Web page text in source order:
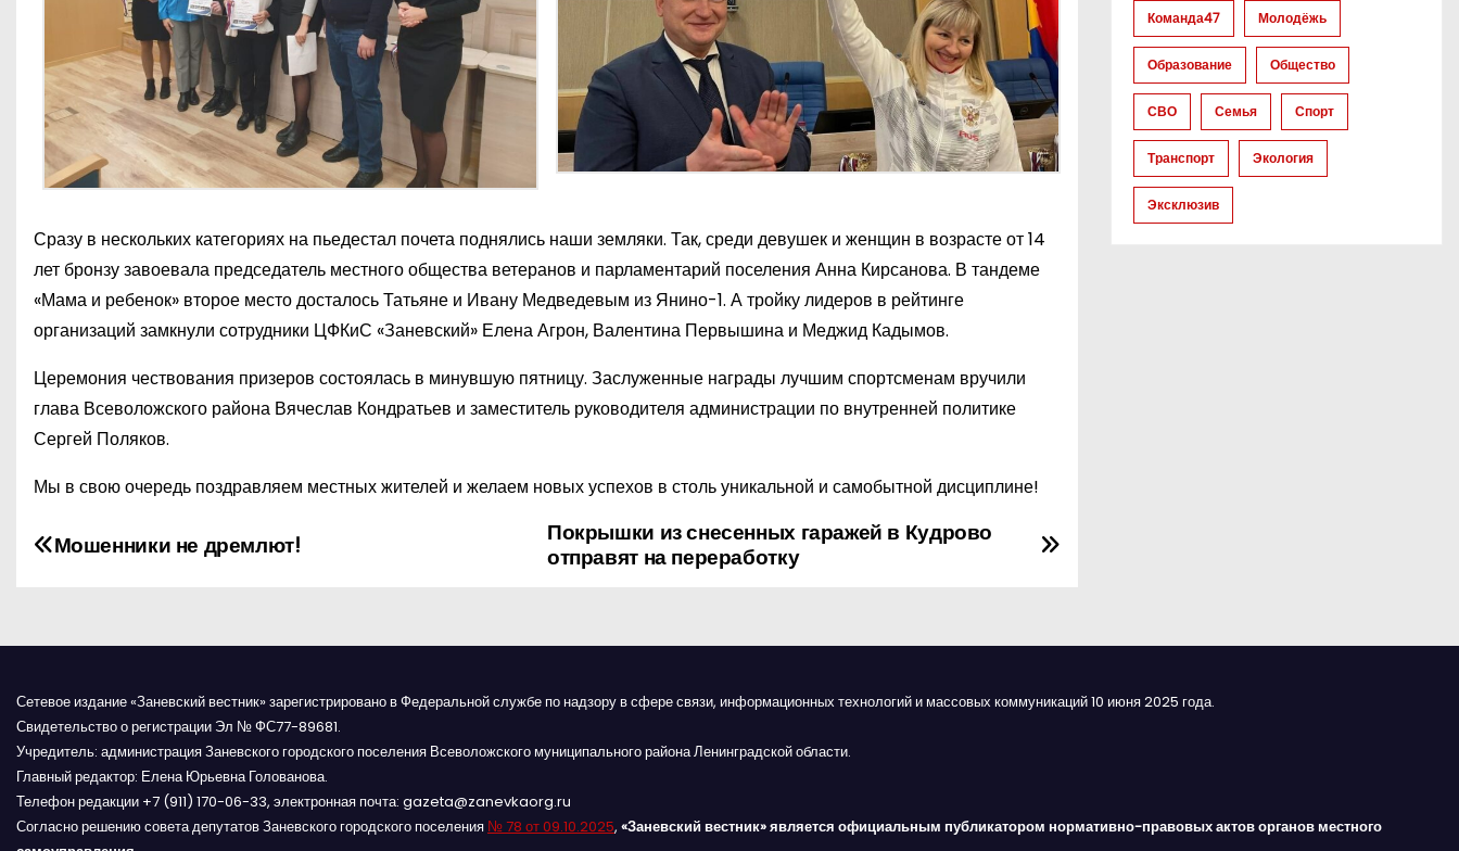
Сразу в нескольких категориях на пьедестал почета поднялись наши земляки. Так, среди девушек и женщин в возрасте от 14
лет бронзу завоевала председатель местного общества ветеранов и парламентарий поселения Анна Кирсанова. В тандеме
«Мама и ребенок» второе место досталось Татьяне и Ивану Медведевым из Янино-1. А тройку лидеров в рейтинге
организаций замкнули сотрудники ЦФКиС «Заневский» Елена Агрон, Валентина Первышина и Меджид Кадымов.
Церемония чествования призеров состоялась в минувшую пятницу. Заслуженные награды лучшим спортсменам вручили
глава Всеволожского района Вячеслав Кондратьев и заместитель руководителя администрации по внутренней политике
Сергей Поляков.
Мы в свою очередь поздравляем местных жителей и желаем новых успехов в столь уникальной и самобытной дисциплине!
Н
г
а
ц
Покрышки из снесенных гаражей в Кудрово
отправят на переработку
Мошенники не дремлют!
Команда47 Молодёжь
Образование Общество
СВО Семья Спорт
Транспорт Экология
Эксклюзив
Сетевое издание «Заневский вестник» зарегистрировано в Федеральной службе по надзору в сфере связи, информационных технологий и массовых коммуникаций 10 июня 2025 года.
Свидетельство о регистрации Эл № ФС77-89681.
Учредитель: администрация Заневского городского поселения Всеволожского муниципального района Ленинградской области.
Главный редактор: Елена Юрьевна Голованова.
Телефон редакции +7 (911) 170-06-33, электронная почта: gazeta@zanevkaorg.ru
Согласно решению совета депутатов Заневского городского поселения № 78 от 09.10.2025, «Заневский вестник» является официальным публикатором нормативно-правовых актов органов местного